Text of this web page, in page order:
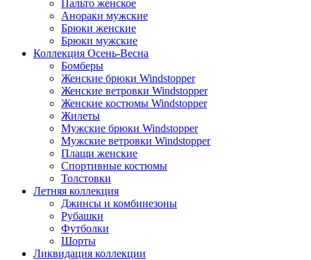
Пальто женское
Анораки мужские
Брюки женские
Брюки мужские
Коллекция Осень-Весна
Бомберы
Женские брюки Windstopper
Женские ветровки Windstopper
Женские костюмы Windstopper
Жилеты
Мужские брюки Windstopper
Мужские ветровки Windstopper
Плащи женские
Спортивные костюмы
Толстовки
Летняя коллекция
Джинсы и комбинезоны
Рубашки
Футболки
Шорты
Ликвидация коллекции